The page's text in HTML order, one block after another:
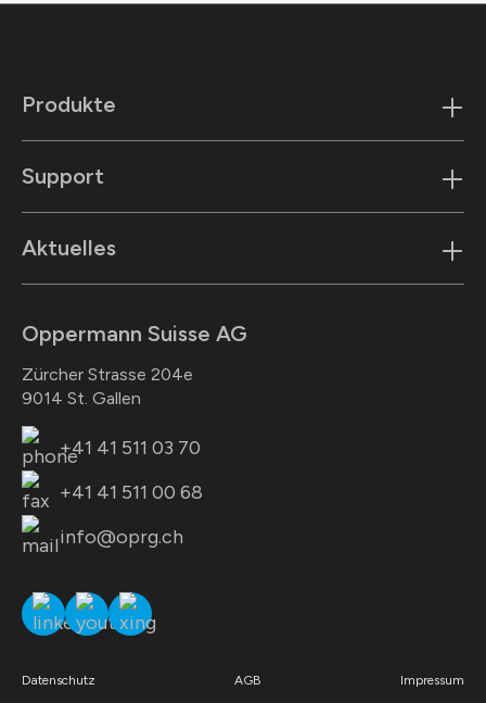
Oppermann Suisse AG
Zürcher Strasse 204e
9014 St. Gallen
+41 41 511 03 70
+41 41 511 00 68
info@oprg.ch
Produkte
Support
Aktuelles
Datenschutz AGB Impressum